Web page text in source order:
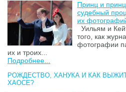
Принц и
судебный
их
Уильям и
того, как
фотографии
их и троих...
Подробнее...
РОЖДЕСТВО, ХАНУКА И КАК
ХАОСЕ?